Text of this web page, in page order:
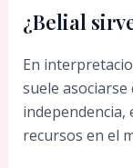
¿Belial
En
suele
independencia,
recursos en el